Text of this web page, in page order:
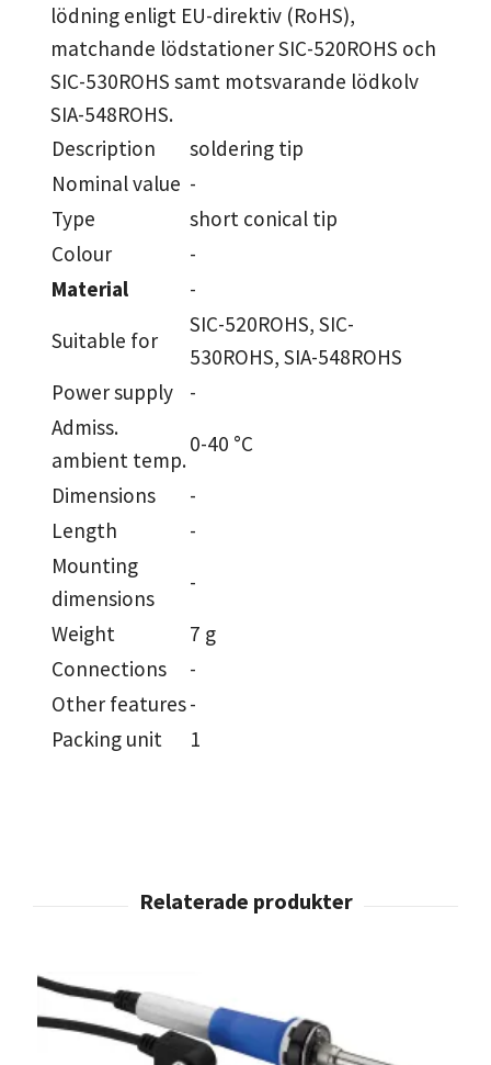
lödning enligt EU-direktiv (RoHS),
matchande lödstationer SIC-520ROHS och
SIC-530ROHS samt motsvarande lödkolv
SIA-548ROHS.
Description
soldering tip
Nominal value -
Type
short conical tip
Colour
-
Material
-
Suitable for
SIC-520ROHS, SIC-
530ROHS, SIA-548ROHS
Power supply
-
Admiss.
ambient temp.
0-40 °C
Dimensions
-
Length
-
Mounting
dimensions
-
Weight
7 g
Connections
-
Other features-
Packing unit
1